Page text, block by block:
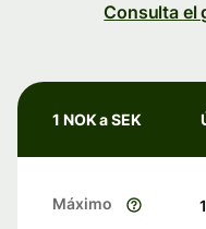
Consulta el
1 NOK a SEK
Máximo